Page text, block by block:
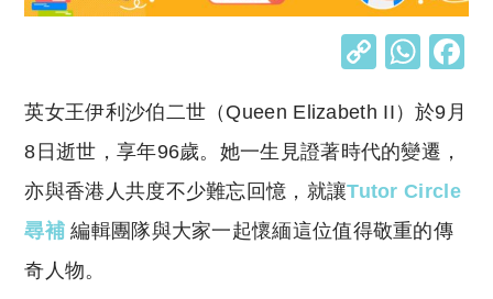
C
p
y
Li
n
W
at
s
A
p
英女王伊利沙伯二世（Queen Elizabeth II）於9月
8日逝世，享年96歲。她一生見證著時代的變遷，
亦與香港人共度不少難忘回憶，就讓Tutor Circle
尋補 編輯團隊與大家一起懷緬這位值得敬重的傳
奇人物。